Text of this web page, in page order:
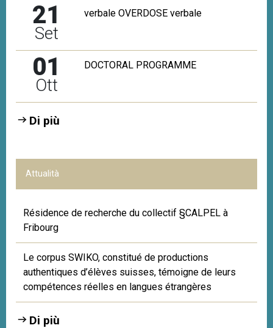
21
Set
verbale OVERDOSE verbale
01
Ott
DOCTORAL PROGRAMME
Di più
Attualità
Résidence de recherche du collectif §CALPEL à
Fribourg
Le corpus SWIKO, constitué de productions
authentiques d’élèves suisses, témoigne de leurs
compétences réelles en langues étrangères
Di più